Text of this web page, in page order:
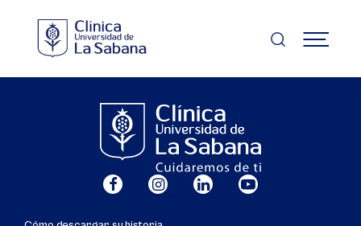
contenido
principal
MENÚ